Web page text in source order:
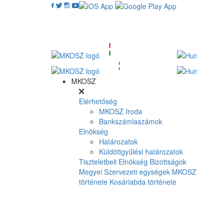
MKOSZ
Elérhetőség
MKOSZ Iroda
Bankszámlaszámok
Elnökség
Határozatok
Küldöttgyűlési határozatok
Tiszteletbeli Elnökség Bizottságok
Megyei Szervezeti egységek MKOSZ
története Kosárlabda története